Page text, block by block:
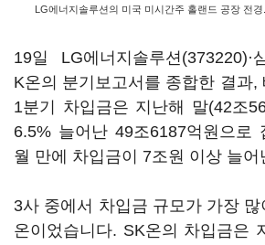
LG에너지솔루션의 미국 미시간주 홀랜드 공장 전
19일 LG에너지솔루션(373220)·
K온의 분기보고서를 종합한 결과,
1분기 차입금은 지난해 말(42조
6.5% 늘어난 49조6187억원으로
월 만에 차입금이 7조원 이상 늘어
3사 중에서 차입금 규모가 가장
온이었습니다. SK온의 차입금은